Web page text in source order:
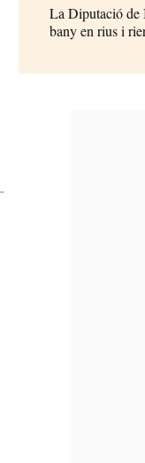
La Diputació de
bany en rius i